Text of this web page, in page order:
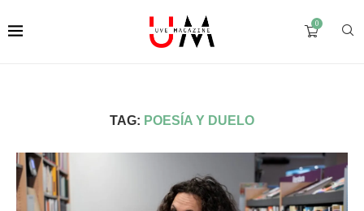
0
TAG: POESÍA Y DUELO